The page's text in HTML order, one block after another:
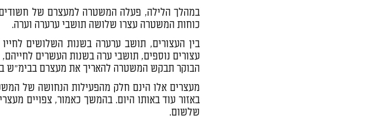
במהלך הלילה, פעלה המשטרה למעצרם של
כוחות המשטרה עצרו שלושה תושבי ערערה וערה.
בין העצורים, תושב ערערה בשנות השלושים
עצורים נוספים, תושבי ערה בשנות העשרים לחייהם,
הבוקר תבקש המשטרה להאריך את מעצרם בבימ"ש
מעצרים אלו הינם חלק מהפעילות הנחושה של
באזור עוד באותו היום. בהמשך כאמור, צפויים
שלשום.